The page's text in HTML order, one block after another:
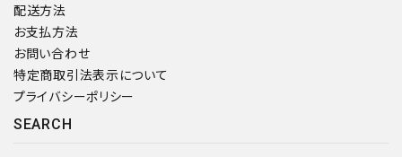
配送方法
お支払方法
お問い合わせ
特定商取引法表示について
プライバシーポリシー
SEARCH